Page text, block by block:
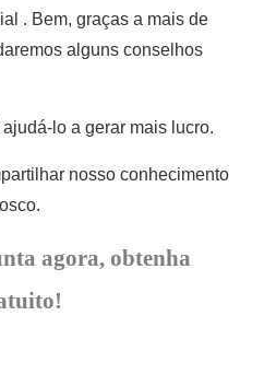
. Bem, graças a mais de
alguns conselhos
lo a gerar mais lucro.
nosso conhecimento
agora, obtenha